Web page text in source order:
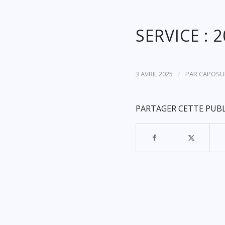
SERVICE :
3 AVRIL 2025 / PAR
PARTAGER CETTE